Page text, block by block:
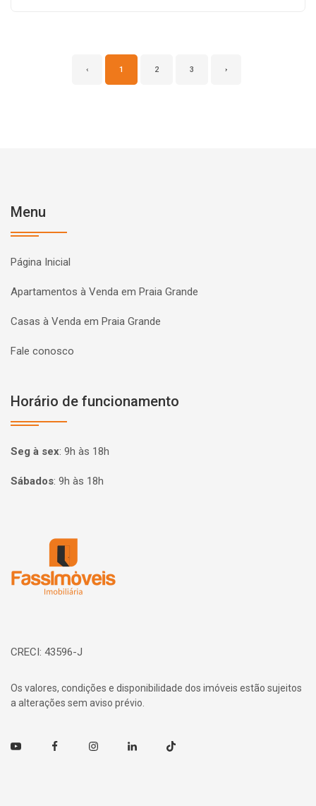
‹ 1 2 3 ›
Menu
Página Inicial
Apartamentos à Venda em Praia Grande
Casas à Venda em Praia Grande
Fale conosco
Horário de funcionamento
Seg à sex: 9h às 18h
Sábados: 9h às 18h
CRECI: 43596-J
Os valores, condições e disponibilidade dos imóveis estão sujeitos
a alterações sem aviso prévio.
Youtube FacebookInstagramLinkedin TikTok